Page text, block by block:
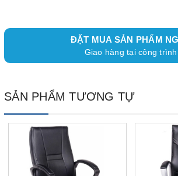
ĐẶT MUA SẢN PHẨM
Giao hàng tại công trình
SẢN PHẨM TƯƠNG TỰ